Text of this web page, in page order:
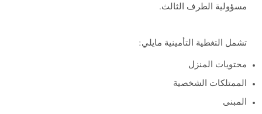
مسؤولية الطرف الثالث.
تشمل التغطية التأمينية مايلي:
محتويات المنزل
الممتلكات الشخصية
المبنى